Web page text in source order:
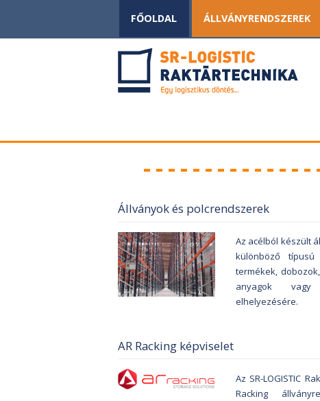
FŐOLDAL ÁLLVÁNYRENDSZEREK
Állványok és polcrendszerek
Az acélból készült
különböző
termékek,
anyagok vagy
elhelyezésére.
AR Racking képviselet
Az SR-LOGISTIC
Racking